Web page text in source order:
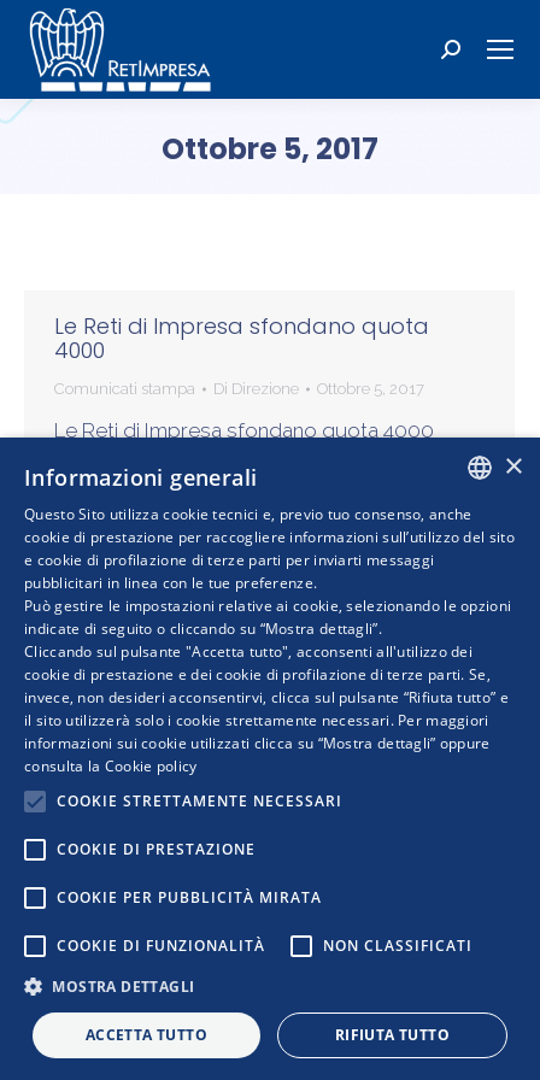
Cerca:
Ottobre 5, 2017
Le Reti di Impresa sfondano quota
4000
Comunicati stampa Di Direzione Ottobre 5, 2017
Le Reti di Impresa sfondano quota 4000
Secondo l’ultimo aggiornamento di
Infocamere del 3 ottobre 2017, i contratti di
rete stipulati sul territorio nazionale sono
4.044 e coinvolgono 20.482 imprese.…
COPYRIGHT © 2019 WWW.RETIMPRESA.IT
reti d'imprese
retimpresa@pec.retimpresa.it
| Codice fiscale 97583770587
PRIVACY|COOKIES|REGOLE D’USO DEL SITO
ITALIAN
×
Informazioni generali
Questo Sito utilizza cookie tecnici e, previo tuo consenso, anche
cookie di prestazione per raccogliere informazioni sull’utilizzo del sito
e cookie di profilazione di terze parti per inviarti messaggi
pubblicitari in linea con le tue preferenze.
Può gestire le impostazioni relative ai cookie, selezionando le opzioni
indicate di seguito o cliccando su “Mostra dettagli”.
Cliccando sul pulsante "Accetta tutto", acconsenti all'utilizzo dei
cookie di prestazione e dei cookie di profilazione di terze parti. Se,
invece, non desideri acconsentirvi, clicca sul pulsante “Rifiuta tutto” e
il sito utilizzerà solo i cookie strettamente necessari. Per maggiori
informazioni sui cookie utilizzati clicca su “Mostra dettagli” oppure
consulta la Cookie policy
COOKIE STRETTAMENTE NECESSARI
COOKIE DI PRESTAZIONE
COOKIE PER PUBBLICITÀ MIRATA
COOKIE DI FUNZIONALITÀ
NON CLASSIFICATI
MOSTRA DETTAGLI
ACCETTA TUTTO RIFIUTA TUTTO